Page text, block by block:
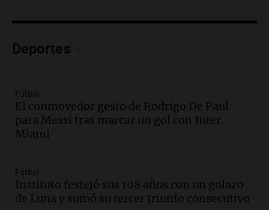
Episodios
metros del río Suquía y retiraron hasta
Episodios
Audio.La historia de la servilleta que
firmó Jorge Messi para el primer
contrato de Leo con Barcelona
Audio.Joan Gaspart: "Sin Jorge, no sé si
Messi hubiera llegado adonde llegó"
Deportes
Fútbol
El conmovedor gesto de Rodrigo De Paul
para Messi tras marcar un gol con Inter
Miami
Fútbol
Instituto festejó sus 108 años con un golazo
de Luna y sumó su tercer triunfo consecutivo